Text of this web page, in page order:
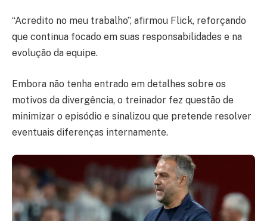
“Acredito no meu trabalho”, afirmou Flick, reforçando
que continua focado em suas responsabilidades e na
evolução da equipe.
Embora não tenha entrado em detalhes sobre os
motivos da divergência, o treinador fez questão de
minimizar o episódio e sinalizou que pretende resolver
eventuais diferenças internamente.